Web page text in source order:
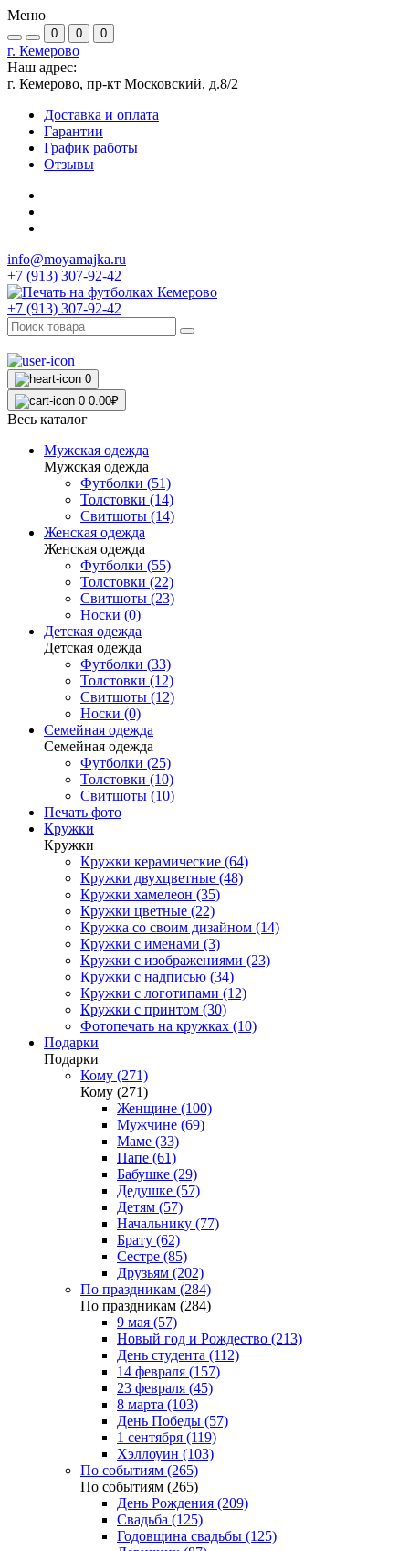
Меню
0 0 0
г. Кемерово
Наш адрес:
г. Кемерово, пр-кт Московский, д.8/2
Доставка и оплата
Гарантии
График работы
Отзывы
info@moyamajka.ru
+7 (913) 307-92-42
+7 (913) 307-92-42
0
0 0.00₽
Весь каталог
Мужская одежда
Мужская одежда
Футболки (51)
Толстовки (14)
Свитшоты (14)
Женская одежда
Женская одежда
Футболки (55)
Толстовки (22)
Свитшоты (23)
Носки (0)
Детская одежда
Детская одежда
Футболки (33)
Толстовки (12)
Свитшоты (12)
Носки (0)
Семейная одежда
Семейная одежда
Футболки (25)
Толстовки (10)
Свитшоты (10)
Печать фото
Кружки
Кружки
Кружки керамические (64)
Кружки двухцветные (48)
Кружки хамелеон (35)
Кружки цветные (22)
Кружка со своим дизайном (14)
Кружки с именами (3)
Кружки с изображениями (23)
Кружки с надписью (34)
Кружки с логотипами (12)
Кружки с принтом (30)
Фотопечать на кружках (10)
Подарки
Подарки
Кому (271)
Кому (271)
Женщине (100)
Мужчине (69)
Маме (33)
Папе (61)
Бабушке (29)
Дедушке (57)
Детям (57)
Начальнику (77)
Брату (62)
Сестре (85)
Друзьям (202)
По праздникам (284)
По праздникам (284)
9 мая (57)
Новый год и Рождество (213)
День студента (112)
14 февраля (157)
23 февраля (45)
8 марта (103)
День Победы (57)
1 сентября (119)
Хэллоуин (103)
По событиям (265)
По событиям (265)
День Рождения (209)
Свадьба (125)
Годовщина свадьбы (125)